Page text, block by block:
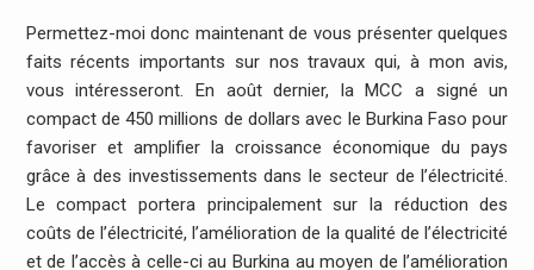
Permettez-moi donc maintenant de vous présenter quelques
faits récents importants sur nos travaux qui, à mon avis,
vous intéresseront. En août dernier, la MCC a signé un
compact de 450 millions de dollars avec le Burkina Faso pour
favoriser et amplifier la croissance économique du pays
grâce à des investissements dans le secteur de l’électricité.
Le compact portera principalement sur la réduction des
coûts de l’électricité, l’amélioration de la qualité de l’électricité
et de l’accès à celle-ci au Burkina au moyen de l’amélioration